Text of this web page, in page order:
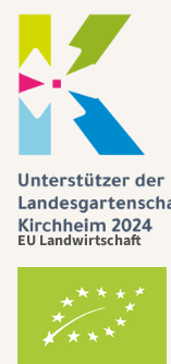
EU Landwirtschaft